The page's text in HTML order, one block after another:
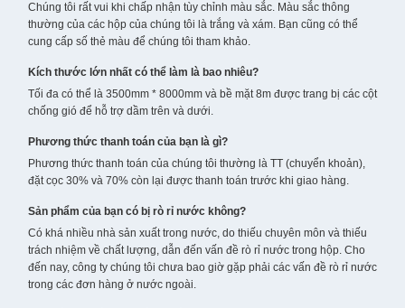
Chúng tôi rất vui khi chấp nhận tùy chỉnh màu sắc. Màu sắc thông
thường của các hộp của chúng tôi là trắng và xám. Bạn cũng có thể
cung cấp số thẻ màu để chúng tôi tham khảo.
Kích thước lớn nhất có thể làm là bao nhiêu?
Tối đa có thể là 3500mm * 8000mm và bề mặt 8m được trang bị các cột
chống gió để hỗ trợ dầm trên và dưới.
Phương thức thanh toán của bạn là gì?
Phương thức thanh toán của chúng tôi thường là TT (chuyển khoản),
đặt cọc 30% và 70% còn lại được thanh toán trước khi giao hàng.
Sản phẩm của bạn có bị rò rỉ nước không?
Có khá nhiều nhà sản xuất trong nước, do thiếu chuyên môn và thiếu
trách nhiệm về chất lượng, dẫn đến vấn đề rò rỉ nước trong hộp. Cho
đến nay, công ty chúng tôi chưa bao giờ gặp phải các vấn đề rò rỉ nước
trong các đơn hàng ở nước ngoài.